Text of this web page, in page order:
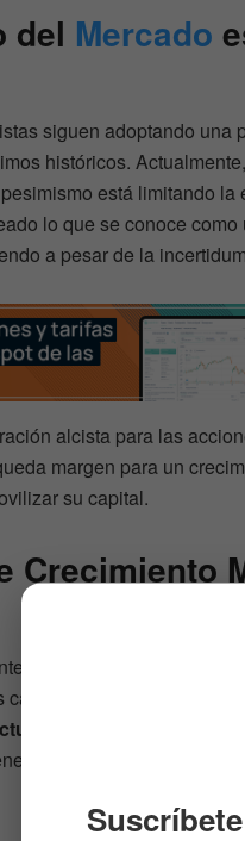
del Mercado
siguen adoptando una
históricos.
está limitando
lo que se conoce como
a pesar de la
alcista para las
margen para un
su capital.
Crecimiento
Lee confía en que las
en 2025.
, lo que se refleja
y precios competitivos.